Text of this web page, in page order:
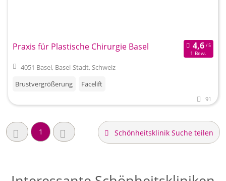
Praxis für Plastische Chirurgie Basel
1 Bew.
4051 Basel, Basel-Stadt, Schweiz
Brustvergrößerung
Facelift
91
1 Schönheitsklinik Suche teilen